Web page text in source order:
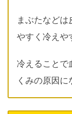
まぶたなど
やすく冷えや
冷えることで
くみの原因に